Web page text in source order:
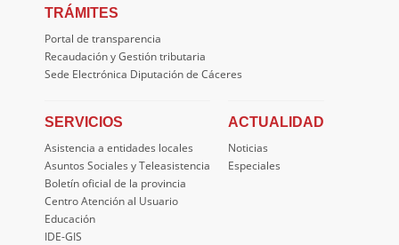
TRÁMITES
Portal de transparencia
Recaudación y Gestión tributaria
Sede Electrónica Diputación de Cáceres
SERVICIOS
Asistencia a entidades locales
Asuntos Sociales y Teleasistencia
Boletín oficial de la provincia
Centro Atención al Usuario
Educación
IDE-GIS
ACTUALIDAD
Noticias
Especiales